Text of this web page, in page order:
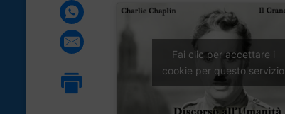
Fai clic per accettare i
cookie per questo servizio